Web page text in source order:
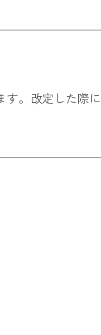
。改定した際